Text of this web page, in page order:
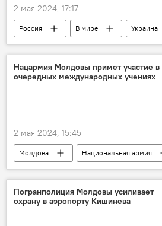
2 мая 2024, 17:17
Россия В мире
Украина
Одесса
Нацармия Молдовы примет участие в
очередных международных учениях
2 мая 2024, 15:45
Молдова
Национальная армия
учения
Погранполиция Молдовы усиливает
охрану в аэропорту Кишинева